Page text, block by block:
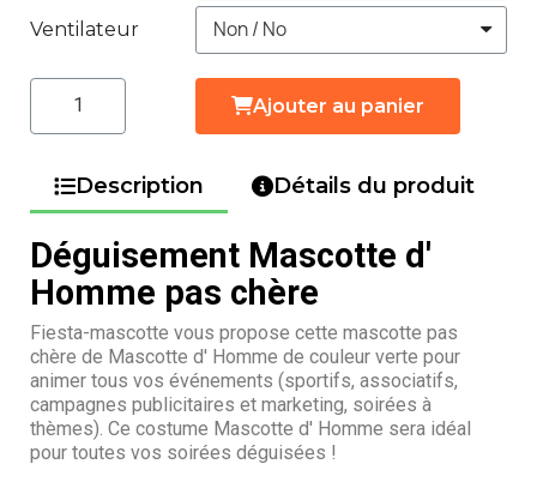
Ventilateur
Ajouter au panier
Description Détails du produit
Déguisement Mascotte d'
Homme pas chère
Fiesta-mascotte vous propose cette mascotte pas
chère de Mascotte d' Homme de couleur verte pour
animer tous vos événements (sportifs, associatifs,
campagnes publicitaires et marketing, soirées à
thèmes). Ce costume Mascotte d' Homme sera idéal
pour toutes vos soirées déguisées !